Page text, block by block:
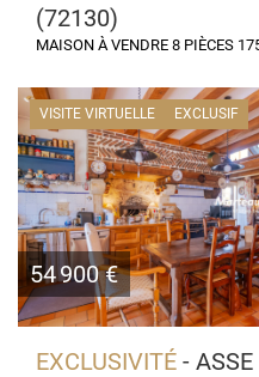
(72130)
MAISON À VENDRE 8 PIÈCES
VISITE VIRTUELLE EXCLUSIF
54 900 €
EXCLUSIVITÉ -